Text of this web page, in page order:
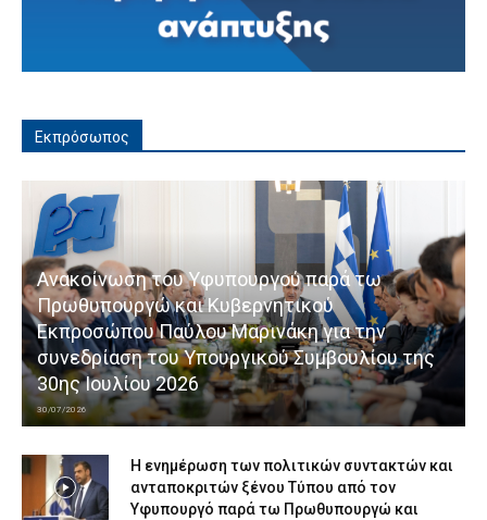
Εκπρόσωπος
Ανακοίνωση του Υφυπουργού παρά τω
Πρωθυπουργώ και Κυβερνητικού
Εκπροσώπου Παύλου Μαρινάκη για την
συνεδρίαση του Υπουργικού Συμβουλίου της
30ης Ιουλίου 2026
30/07/2026
Η ενημέρωση των πολιτικών συντακτών και
ανταποκριτών ξένου Τύπου από τον
Υφυπουργό παρά τω Πρωθυπουργώ και